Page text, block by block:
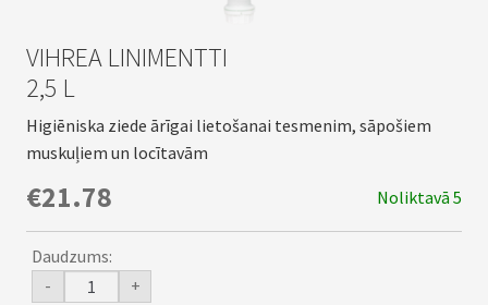
VIHREA LINIMENTTI
2,5 L
Higiēniska ziede ārīgai lietošanai tesmenim, sāpošiem
muskuļiem un locītavām
€21.78 Noliktavā 5
Daudzums:
-
+